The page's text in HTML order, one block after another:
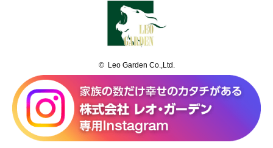
© Leo Garden Co.,Ltd.